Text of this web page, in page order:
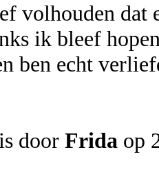
volhouden dat
ik bleef
ben echt
door Frida op